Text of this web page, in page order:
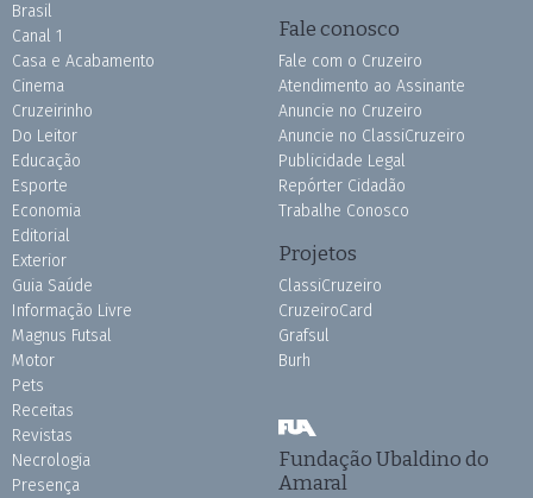
Brasil
Canal 1
Casa e Acabamento
Cinema
Cruzeirinho
Do Leitor
Educação
Esporte
Economia
Editorial
Exterior
Guia Saúde
Informação Livre
Magnus Futsal
Motor
Pets
Receitas
Revistas
Necrologia
Presença
Fale conosco
Fale com o Cruzeiro
Atendimento ao Assinante
Anuncie no Cruzeiro
Anuncie no ClassiCruzeiro
Publicidade Legal
Repórter Cidadão
Trabalhe Conosco
Projetos
ClassiCruzeiro
CruzeiroCard
Grafsul
Burh
Fundação Ubaldino do
Amaral